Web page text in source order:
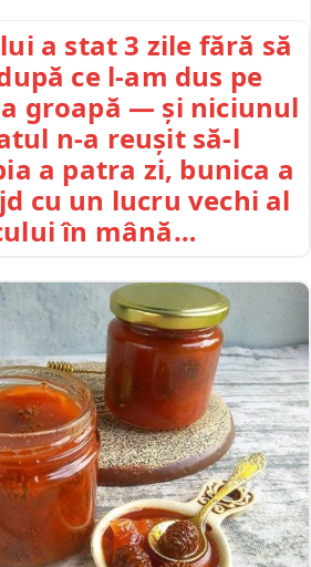
a stat 3 zile fără să
ce l-am dus pe
groapă — și niciunul
n-a reușit să-l
a patra zi, bunica a
cu un lucru vechi al
în mână…